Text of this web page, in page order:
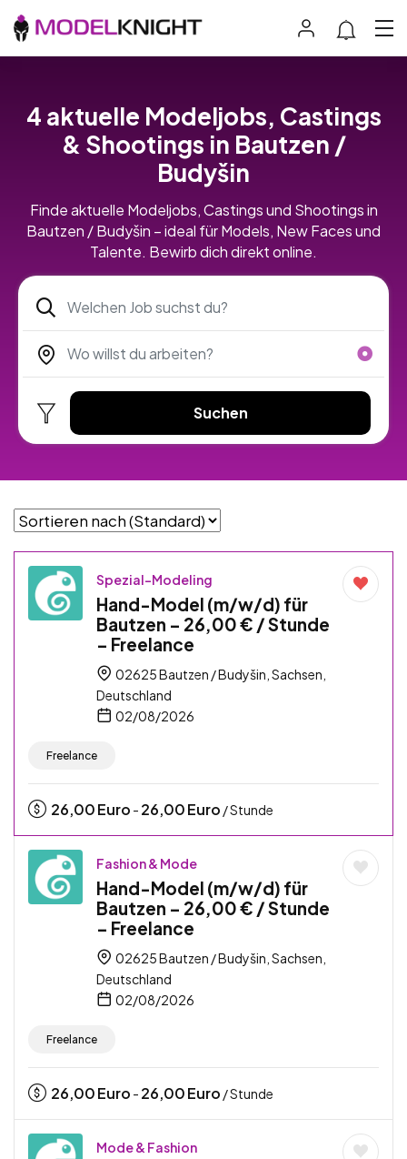
4 aktuelle Modeljobs, Castings
& Shootings in Bautzen /
Budyšin
Finde aktuelle Modeljobs, Castings und Shootings in
Bautzen / Budyšin – ideal für Models, New Faces und
Talente. Bewirb dich direkt online.
Suchen
Spezial-Modeling
Hand-Model (m/w/d) für
Bautzen – 26,00 € / Stunde
– Freelance
02625 Bautzen / Budyšin, Sachsen,
Deutschland
02/08/2026
Freelance
26,00Euro - 26,00Euro / Stunde
Fashion & Mode
Hand-Model (m/w/d) für
Bautzen – 26,00 € / Stunde
– Freelance
02625 Bautzen / Budyšin, Sachsen,
Deutschland
02/08/2026
Freelance
26,00Euro - 26,00Euro / Stunde
Mode & Fashion